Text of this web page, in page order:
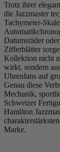
Trotz ihrer
die Jazzmaster
Tachymeter-
Datumsräder
Zifferblätter
Kollektion nicht
wirkt, sondern
Uhrenfans auf
Genau diese
Mechanik,
Schweizer
Hamilton
Marke.